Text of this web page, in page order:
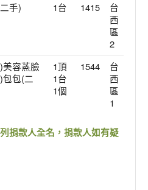
手) 1台 1415
台
西
區
2
美容蒸臉
包(二
1頂
1台
1個
1544
台
西
區
1
捐款人全名，捐款人如有疑